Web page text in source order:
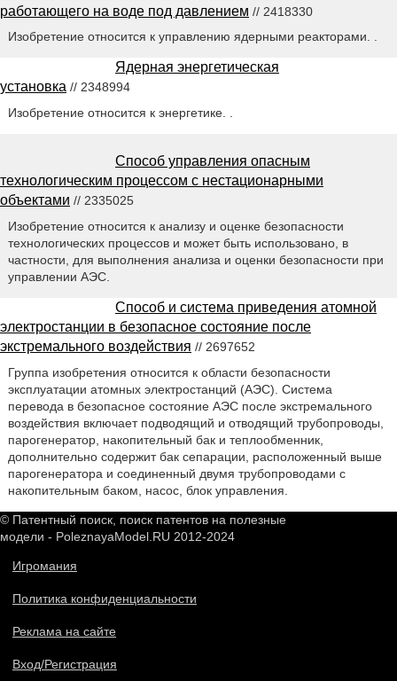
работающего на воде под давлением // 2418330
Изобретение относится к управлению ядерными реакторами. .
Ядерная энергетическая
установка // 2348994
Изобретение относится к энергетике. .
Способ управления опасным
технологическим процессом с нестационарными
объектами // 2335025
Изобретение относится к анализу и оценке безопасности
технологических процессов и может быть использовано, в
частности, для выполнения анализа и оценки безопасности при
управлении АЭС.
Способ и система приведения атомной
электростанции в безопасное состояние после
экстремального воздействия // 2697652
Группа изобретения относится к области безопасности
эксплуатации атомных электростанций (АЭС). Система
перевода в безопасное состояние АЭС после экстремального
воздействия включает подводящий и отводящий трубопроводы,
парогенератор, накопительный бак и теплообменник,
дополнительно содержит бак сепарации, расположенный выше
парогенератора и соединенный двумя трубопроводами с
накопительным баком, насос, блок управления.
© Патентный поиск, поиск патентов на полезные
модели - PoleznayaModel.RU 2012-2024
Игромания
Политика конфиденциальности
Реклама на сайте
Вход/Регистрация